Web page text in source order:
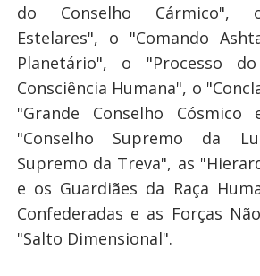
do Conselho Cármico",
Estelares", o "Comando
Planetário", o "Processo
Consciência Humana", o
"Grande Conselho
"Conselho Supremo da
Supremo da Treva", as
e os Guardiães da Raça
Confederadas e as Forças
"Salto Dimensional".